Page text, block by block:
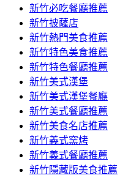
新竹必吃餐廳推薦
新竹披薩店
新竹熱門美食推薦
新竹特色美食推薦
新竹特色餐廳推薦
新竹美式漢堡
新竹美式漢堡餐廳
新竹美式餐廳推薦
新竹美食名店推薦
新竹義式窯烤
新竹義式餐廳推薦
新竹隱藏版美食推薦